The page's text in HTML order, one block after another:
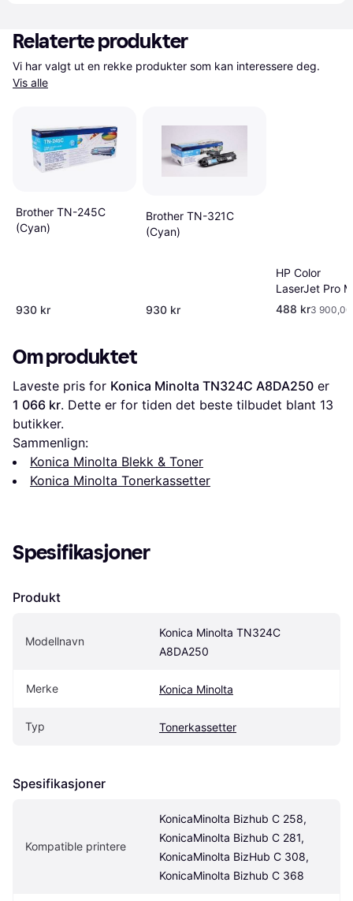
Relaterte produkter
Vis alle
Brother TN-245C
(Cyan)
930 kr
Brother TN-321C
(Cyan)
930 kr
HP Color
LaserJet Pro
Cyan
488 kr3
Om produktet
Laveste pris for Konica Minolta TN324C A8DA250
1 066 kr. Dette er for tiden det beste tilbudet blant 13
butikker.
Sammenlign:
Konica Minolta Blekk & Toner
Konica Minolta Tonerkassetter
Spesifikasjoner
Produkt
Modellnavn
Konica Minolta TN324C
A8DA250
Merke Konica Minolta
Typ Tonerkassetter
Spesifikasjoner
Kompatible printere
KonicaMinolta Bizhub C 258,
KonicaMinolta Bizhub C 281,
KonicaMinolta BizHub C 308,
KonicaMinolta Bizhub C 368